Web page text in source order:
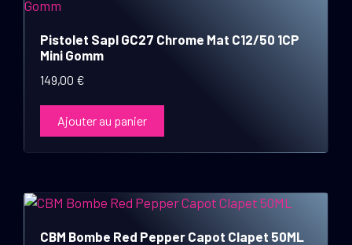
Pistolet Sapl GC27 Chrome Mat C12/50 1CP
Mini Gomm
149,00 €
Ajouter au panier
CBM Bombe Red Pepper Capot Clapet 50ML